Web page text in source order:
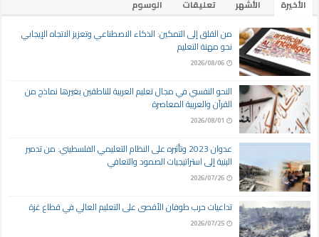
الأخيرة الأشهر تعليقات
الوسوم
من القلق إلى التمكين: الذكاء الاصطناعي وتعزيز الاتجاه الإيجابي
نحو مهنة التعليم
2026/08/06
النحو النفسي في مجال تعليم العربية للناطقين بغيرها نماذج من
القرآن والعربية المعاصرة
2026/08/01
عدوان 2023 وتأثيره على النظام التعليمي الفلسطيني: من تدمير
البنية إلى استراتيجيات الصمود والتعافي
2026/07/26
تداعيات حرب طوفان الأقصى على التعليم العالي في قطاع غزة
2026/07/25